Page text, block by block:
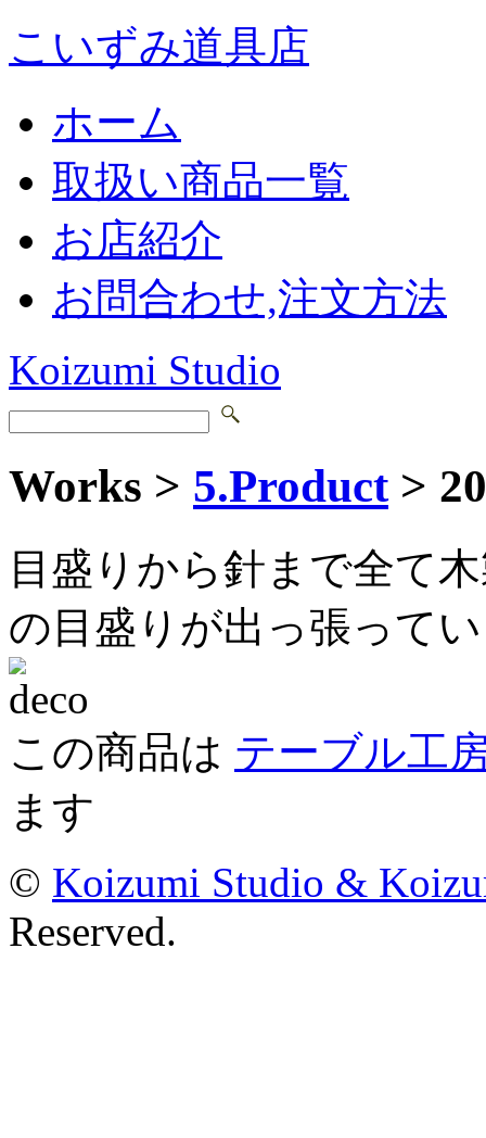
こいずみ道具店
ホーム
取扱い商品一覧
お店紹介
お問合わせ,注文方法
Koizumi Studio
Works > 5.Product>
目盛りから針まで全て
の目盛りが出っ張って
この商品は テーブル工
ます
© Koizumi Studio &
Reserved.